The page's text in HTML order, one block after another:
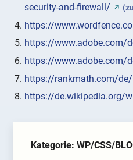
security-and-firewall/
https://
https://www.adobe.com/
https://www.adobe.com/
https://rankmath.com/
https://de.wikipedia.org/
Kategorie: WP/CSS/